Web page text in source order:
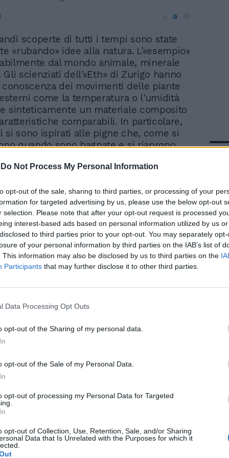
Do Not Process My Personal Information
opt-out of the sale, sharing to third parties, or processing of your
for targeted advertising by us, please use the below opt-out
selection. Please note that after your opt-out request is processed
interest-based ads based on personal information utilized by us
to third parties prior to your opt-out. You may separately
of your personal information by third parties on the IAB’s list of
This information may also be disclosed by us to third parties on the
Participants that may further disclose it to other third parties.
Data Processing Opt Outs
opt-out of the Sharing of my personal data.
opt-out of the Sale of my Personal Data.
opt-out of processing my Personal Data for Targeted
opt-out of Collection, Use, Retention, Sale, and/or Sharing
Data that Is Unrelated with the Purposes for which it
a
scoperte di tutti i tempi sono state
«rubando» idee alla natura. L'«esempio»
dal mondo animale, minerale
Gli scienziati dell'«Eth» di Zurigo hanno
dei movimenti delle piante
come la temperatura o l'umidità
sinteticamente un materiale composito
comparabili. In particolare,
si sono ispirati alle pigne che, come si
quando sono bagnate e si riaprono
materiale che si muove in modo simile
a una base di gelatina, e versando
quadrati. La superficie delle
ossido di alluminio è stata pre-rivestita
di ossido di ferro per renderle
In questo modo, i ricercatori hanno
piastrine nella direzione desiderata,
un flebile campo magnetico rotante. Gli
poi tagliato questo materiale in
strato: a seconda della direzione in
elementi rigidi nei pezzi di gelatina, le
l'influenza dell'umidita.
In
Rudy Giuliani a Come States?
americana